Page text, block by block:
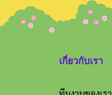
เกี่ยวกับเรา